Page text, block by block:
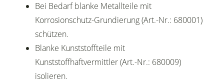
Bei Bedarf blanke Metallteile mit
Korrosionschutz-Grundierung (Art.-Nr.: 680001)
schützen.
Blanke Kunststoffteile mit
Kunststoffhaftvermittler (Art.-Nr.: 680009)
isolieren.